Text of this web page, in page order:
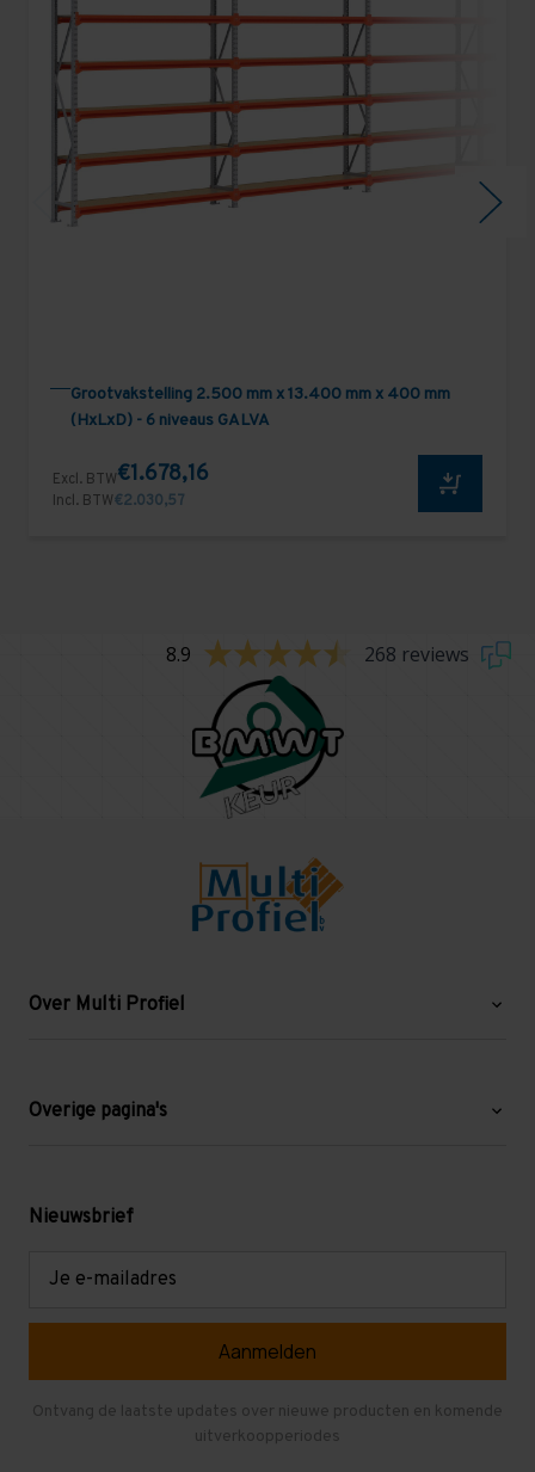
Grootvakstelling 2.500 mm x 13.400 mm x 400 mm
(HxLxD) - 6 niveaus GALVA
Excl. BTW€1.678,16
Incl. BTW€2.030,57
8.9 268 reviews
Over Multi Profiel
Blog
Levering en afhalen
Overige pagina's
Mezzanine
Gebruikte entresolvloeren
Nieuwsbrief
Ontvang de laatste updates over nieuwe producten en komende
uitverkoopperiodes